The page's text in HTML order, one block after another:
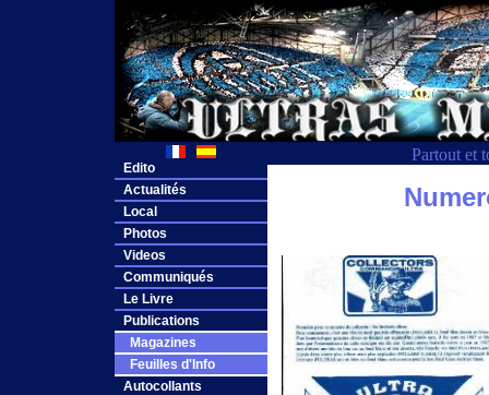
Partout et
Edito
Actualités
Local
Photos
Videos
Communiqués
Le Livre
Publications
Magazines
Feuilles d'Info
Autocollants